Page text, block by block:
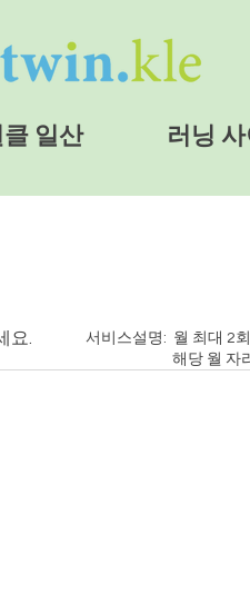
일산 러닝
제공 서비스
요.
서비스설명: 월 최대 2
해당 월 자리가 없